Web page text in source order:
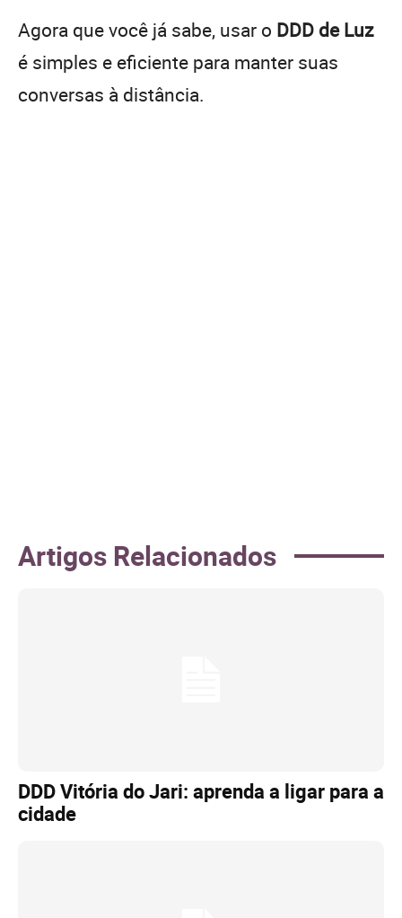
Agora que você já sabe, usar o DDD de Luz
é simples e eficiente para manter suas
conversas à distância.
Artigos Relacionados
DDD Vitória do Jari: aprenda a ligar para a
cidade